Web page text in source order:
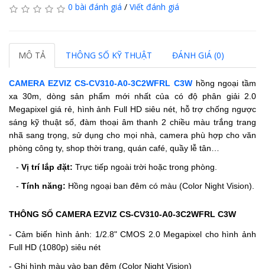
0 bài đánh giá / Viết đánh giá
MÔ TẢ THÔNG SỐ KỸ THUẬT ĐÁNH GIÁ (0)
CAMERA EZVIZ CS-CV310-A0-3C2WFRL C3W hồng ngoại tầm
xa 30m, dòng sản phẩm mới nhất của có độ phân giải 2.0
Megapixel giá rẻ, hình ảnh Full HD siêu nét, hỗ trợ chống ngược
sáng kỹ thuật số, đàm thoại âm thanh 2 chiều màu trắng trang
nhã sang trọng, sử dụng cho mọi nhà, camera phù hợp cho văn
phòng công ty, shop thời trang, quán café, quầy lễ tân…
- Vị trí lắp đặt: Trực tiếp ngoài trời hoặc trong phòng.
- Tính năng: Hồng ngoại ban đêm có màu (Color Night Vision).
THÔNG SỐ CAMERA EZVIZ CS-CV310-A0-3C2WFRL C3W
- Cảm biến hình ảnh: 1/2.8" CMOS 2.0 Megapixel cho hình ảnh
Full HD (1080p) siêu nét
- Ghi hình màu vào ban đêm (Color Night Vision)